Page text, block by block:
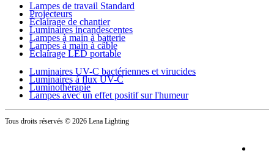
Lampes de travail Standard
Projecteurs
Éclairage de chantier
Luminaires incandescentes
Lampes à main à batterie
Lampes à main à câble
Éclairage LED portable
Luminaires UV-C bactériennes et virucides
Luminaires à flux UV-C
Luminothérapie
Lampes avec un effet positif sur l'humeur
Tous droits réservés © 2026 Lena Lighting